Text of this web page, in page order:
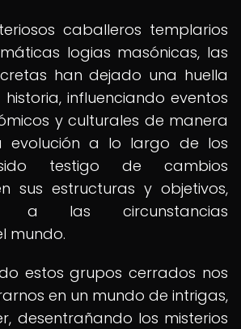
caballeros templarios
logias masónicas, las
han dejado una huella
influenciando eventos
y culturales de manera
evolución a lo largo de los
testigo de cambios
sus estructuras y objetivos,
a las circunstancias
mundo.
estos grupos cerrados nos
en un mundo de intrigas,
desentrañando los misterios